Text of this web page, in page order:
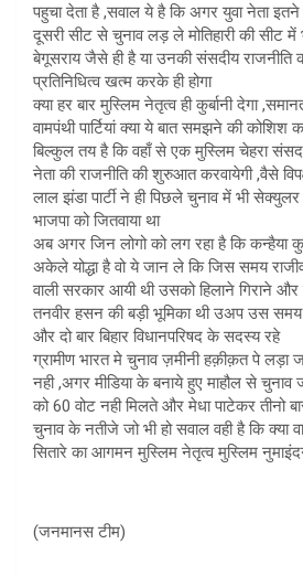
पहुचा देता है ,सवाल ये है कि अगर युवा नेता इतने
दूसरी सीट से चुनाव लड़ ले मोतिहारी की सीट
बेगूसराय जैसे ही है या उनकी संसदीय
प्रतिनिधित्व खत्म करके ही होगा
क्या हर बार मुस्लिम नेतृत्व ही कुर्बानी देगा
वामपंथी पार्टियां क्या ये बात समझने की
बिल्कुल तय है कि वहाँ से एक मुस्लिम चेहरा संसद
नेता की राजनीति की शुरुआत करवायेगी ,वैसे
लाल झंडा पार्टी ने ही पिछले चुनाव में भी
भाजपा को जितवाया था
अब अगर जिन लोगो को लग रहा है कि कन्हैया
अकेले योद्धा है वो ये जान ले कि जिस समय
वाली सरकार आयी थी उसको हिलाने गिराने और
तनवीर हसन की बड़ी भूमिका थी उअप उस
और दो बार बिहार विधानपरिषद के सदस्य रहे
ग्रामीण भारत मे चुनाव ज़मीनी हक़ीक़त पे लड़ा
नही ,अगर मीडिया के बनाये हुए माहौल से चुनाव
को 60 वोट नही मिलते और मेधा पाटेकर तीनो
चुनाव के नतीजे जो भी हो सवाल वही है कि क्या
सितारे का आगमन मुस्लिम नेतृत्व मुस्लिम
(जनमानस टीम)